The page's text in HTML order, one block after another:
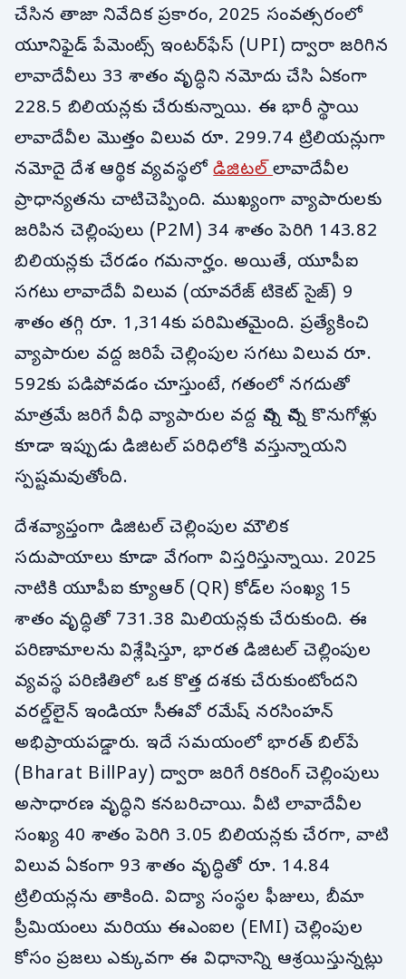
చేసిన తాజా నివేదిక ప్రకారం, 2025 సంవత్సరంలో
యూనిఫైడ్ పేమెంట్స్ ఇంటర్‌ఫేస్ (UPI) ద్వారా జరిగిన
లావాదేవీలు 33 శాతం వృద్ధిని నమోదు చేసి ఏకంగా
228.5 బిలియన్లకు చేరుకున్నాయి. ఈ భారీ స్థాయి
లావాదేవీల మొత్తం విలువ రూ. 299.74 ట్రిలియన్లుగా
నమోదై దేశ ఆర్థిక వ్యవస్థలోడిజిటల్లావాదేవీల
ప్రాధాన్యతను చాటిచెప్పింది. ముఖ్యంగా వ్యాపారులకు
జరిపిన చెల్లింపులు (P2M) 34 శాతం పెరిగి 143.82
బిలియన్లకు చేరడం గమనార్హం. అయితే, యూపీఐ
సగటు లావాదేవీ విలువ (యావరేజ్ టికెట్ సైజ్) 9
శాతం తగ్గి రూ. 1,314కు పరిమితమైంది. ప్రత్యేకించి
వ్యాపారుల వద్ద జరిపే చెల్లింపుల సగటు విలువ రూ.
592కు పడిపోవడం చూస్తుంటే, గతంలో నగదుతో
మాత్రమే జరిగే వీధి వ్యాపారుల వద్ద చిన్న చిన్న కొనుగోళ్లు
కూడా ఇప్పుడు డిజిటల్ పరిధిలోకి వస్తున్నాయని
స్పష్టమవుతోంది.
దేశవ్యాప్తంగా డిజిటల్ చెల్లింపుల మౌలిక
సదుపాయాలు కూడా వేగంగా విస్తరిస్తున్నాయి. 2025
నాటికి యూపీఐ క్యూఆర్ (QR) కోడ్‌ల సంఖ్య 15
శాతం వృద్ధితో 731.38 మిలియన్లకు చేరుకుంది. ఈ
పరిణామాలను విశ్లేషిస్తూ, భారత డిజిటల్ చెల్లింపుల
వ్యవస్థ పరిణితిలో ఒక కొత్త దశకు చేరుకుంటోందని
వరల్డ్‌లైన్ ఇండియా సీఈవో రమేష్ నరసింహన్
అభిప్రాయపడ్డారు. ఇదే సమయంలో భారత్ బిల్‌పే
(Bharat BillPay) ద్వారా జరిగే రికరింగ్ చెల్లింపులు
అసాధారణ వృద్ధిని కనబరిచాయి. వీటి లావాదేవీల
సంఖ్య 40 శాతం పెరిగి 3.05 బిలియన్లకు చేరగా, వాటి
విలువ ఏకంగా 93 శాతం వృద్ధితో రూ. 14.84
ట్రిలియన్లను తాకింది. విద్యా సంస్థల ఫీజులు, బీమా
ప్రీమియంలు మరియు ఈఎంఐల (EMI) చెల్లింపుల
కోసం ప్రజలు ఎక్కువగా ఈ విధానాన్ని ఆశ్రయిస్తున్నట్లు